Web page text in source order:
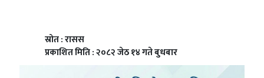
स्रोत : रासस
प्रकाशित मिति : २०८२ जेठ १४ गते बुधबार